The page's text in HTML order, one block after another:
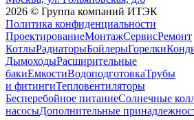
2026 © Группа компаний ИТЭК
Политика конфиденциальности
ПроектированиеМонтажСервисРемонт
КотлыРадиаторыБойлерыГорелки
ДымоходыРасширительные
бакиЕмкостиВодоподготовкаТрубы
и фитингиТепловентиляторы
Бесперебойное питаниеСолнечные
насосыДополнительные